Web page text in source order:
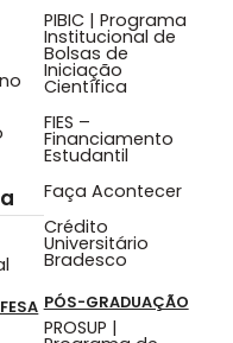
PIBIC | Programa
Institucional de
Bolsas de
Iniciação
Científica
FIES –
Financiamento
Estudantil
Faça Acontecer
Crédito
Universitário
Bradesco
PÓS-GRADUAÇÃO
PROSUP |